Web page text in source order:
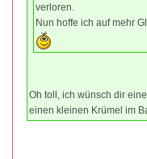
verloren.
Nun hoffe ich auf mehr
Oh toll, ich wünsch dir
einen kleinen Krümel im